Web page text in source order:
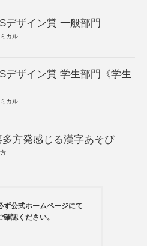
デザイン賞 一般部門
カル
デザイン賞 学生部門《学生
カル
方発感じる漢字あそび
ず公式ホームページにて
認ください。